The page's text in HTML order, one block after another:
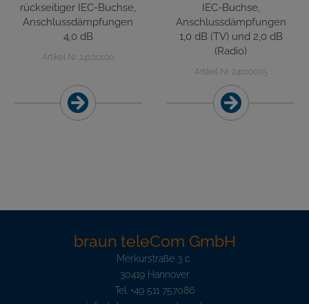
rückseitiger IEC-Buchse,
Anschlussdämpfungen
4,0 dB
Artikel Nr. 24100100
IEC-Buchse,
Anschlussdämpfungen
1,0 dB (TV) und 2,0 dB
(Radio)
Artikel Nr. 24100005
braun teleCom GmbH
Merkurstraße 3 c
30419 Hannover
Tel. +49 511 757086